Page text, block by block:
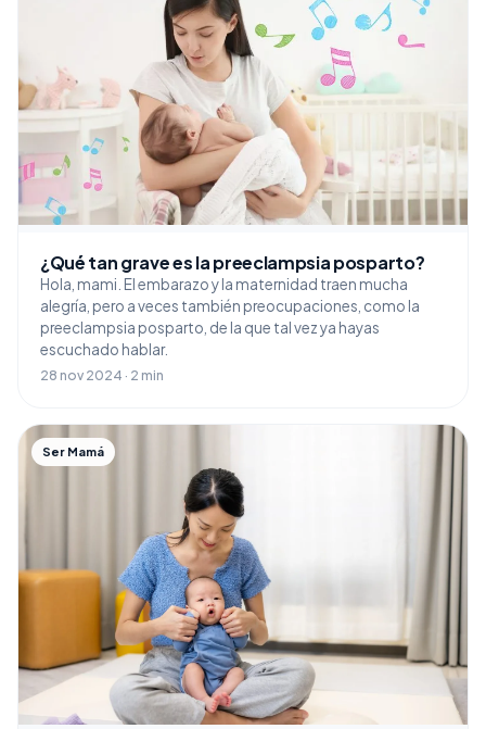
¿Qué tan grave es la preeclampsia posparto?
Hola, mami. El embarazo y la maternidad traen mucha
alegría, pero a veces también preocupaciones, como la
preeclampsia posparto, de la que tal vez ya hayas
escuchado hablar.
28 nov 2024 · 2 min
Ser Mamá